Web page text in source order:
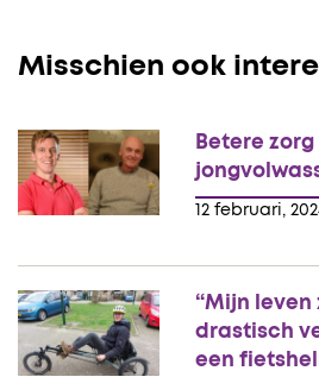
Misschien ook
12 februari,
Betere
“Mijn leven
drastisch
een